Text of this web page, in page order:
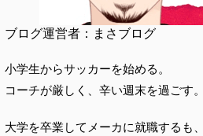
ブログ運営者：まさブログ
小学生からサッカーを始める。
コーチが厳しく、辛い週末を過ごす。
大学を卒業してメーカに就職するも、